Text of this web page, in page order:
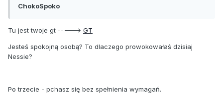
ChokoSpoko
Tu jest twoje gt -----> GT
Jesteś spokojną osobą? To dlaczego prowokowałaś dzisiaj
Nessie?
Po trzecie - pchasz się bez spełnienia wymagań.